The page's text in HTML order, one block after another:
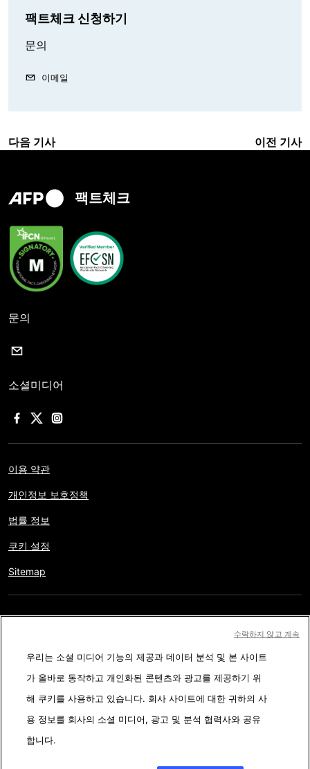
팩트체크 신청하기
문의
이메일
다음 기사 이전 기사
팩트체크
문의
소셜미디어
이용 약관
개인정보 보호정책
법률 정보
쿠키 설정
Sitemap
AFP와 계약 없이 저작물의 일부나 전체를 복사, 출판, 방송하는 것은
엄격히 금합니다. 팩트체킹 콘텐츠 내에 묘사된 부분과 링크 형태로
첨부된 부분은 관련 정보의 이해를 돕기 위한 것입니다. AFP는 서드
파티 콘텐츠 제작자나 저작권자로 부터 어떤 권한도 받지 않았기에
이에 따른 법적 책임을 지지 않습니다. AFP와 AFP 로고는 등록된 상
우리는 소셜 미디어 기능의 제공과 데이터 분석 및 본 사이트
가 올바로 동작하고 개인화된 콘텐츠와 광고를 제공하기 위
해 쿠키를 사용하고 있습니다. 회사 사이트에 대한 귀하의 사
용 정보를 회사의 소셜 미디어, 광고 및 분석 협력사와 공유
합니다.
수락하지 않고 계속